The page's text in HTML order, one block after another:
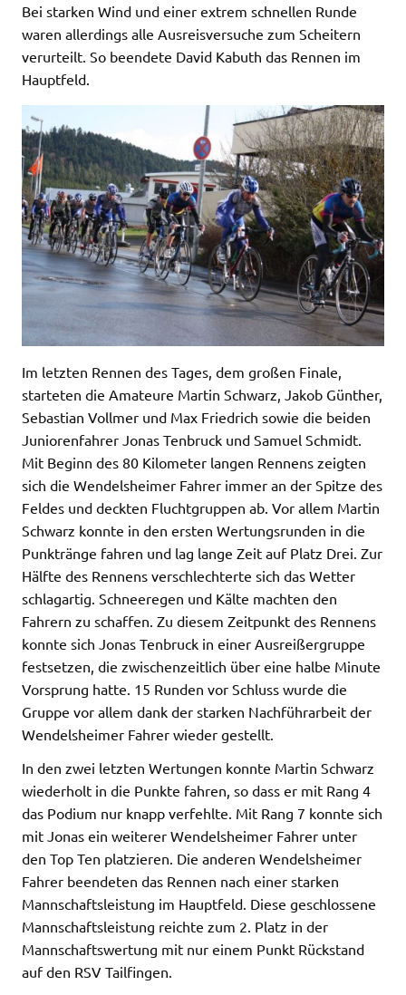
Bei starken Wind und einer extrem schnellen Runde
waren allerdings alle Ausreisversuche zum Scheitern
verurteilt. So beendete David Kabuth das Rennen im
Hauptfeld.
Im letzten Rennen des Tages, dem großen Finale,
starteten die Amateure Martin Schwarz, Jakob Günther,
Sebastian Vollmer und Max Friedrich sowie die beiden
Juniorenfahrer Jonas Tenbruck und Samuel Schmidt.
Mit Beginn des 80 Kilometer langen Rennens zeigten
sich die Wendelsheimer Fahrer immer an der Spitze des
Feldes und deckten Fluchtgruppen ab. Vor allem Martin
Schwarz konnte in den ersten Wertungsrunden in die
Punktränge fahren und lag lange Zeit auf Platz Drei. Zur
Hälfte des Rennens verschlechterte sich das Wetter
schlagartig. Schneeregen und Kälte machten den
Fahrern zu schaffen. Zu diesem Zeitpunkt des Rennens
konnte sich Jonas Tenbruck in einer Ausreißergruppe
festsetzen, die zwischenzeitlich über eine halbe Minute
Vorsprung hatte. 15 Runden vor Schluss wurde die
Gruppe vor allem dank der starken Nachführarbeit der
Wendelsheimer Fahrer wieder gestellt.
In den zwei letzten Wertungen konnte Martin Schwarz
wiederholt in die Punkte fahren, so dass er mit Rang 4
das Podium nur knapp verfehlte. Mit Rang 7 konnte sich
mit Jonas ein weiterer Wendelsheimer Fahrer unter
den Top Ten platzieren. Die anderen Wendelsheimer
Fahrer beendeten das Rennen nach einer starken
Mannschaftsleistung im Hauptfeld. Diese geschlossene
Mannschaftsleistung reichte zum 2. Platz in der
Mannschaftswertung mit nur einem Punkt Rückstand
auf den RSV Tailfingen.